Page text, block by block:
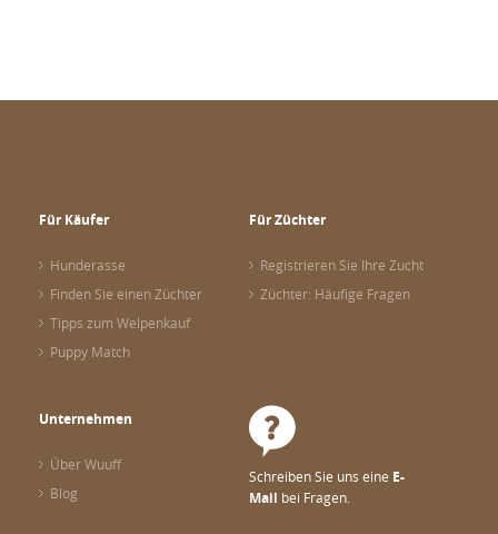
Für Käufer
Hunderasse
Finden Sie einen Züchter
Tipps zum Welpenkauf
Puppy Match
Für Züchter
Registrieren Sie Ihre Zucht
Züchter: Häufige Fragen
Unternehmen
Über Wuuff
Blog
Schreiben Sie uns eine E-
Mail bei Fragen.